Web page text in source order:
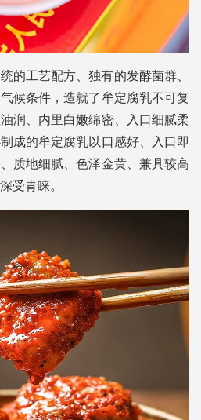
的工艺配方、独有的发酵菌群、
候条件，造就了牟定腐乳不可复
润、内里白嫩绵密、入口细腻柔
成的牟定腐乳以口感好、入口即
质地细腻、色泽金黄、兼具较高
受青睐。